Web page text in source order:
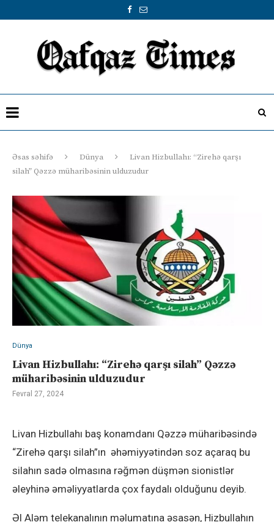
Əsas səhifə Dünya
Livan Hizbullahı: “Zirehə qarşı
silah” Qəzzə müharibəsinin ulduzudur
Dünya
Livan Hizbullahı: “Zirehə qarşı silah” Qəzzə
müharibəsinin ulduzudur
Fevral 27, 2024
Livan Hizbullahı baş konamdanı Qəzzə müharibəsində
“Zirehə qarşı silah”ın əhəmiyyətindən soz açaraq bu
silahın sadə olmasına rəğmən düşmən sionistlər
əleyhinə əməliyyatlarda çox faydalı olduğunu deyib.
Əl Aləm telekanalının məlumatına əsasən, Hizbullahın